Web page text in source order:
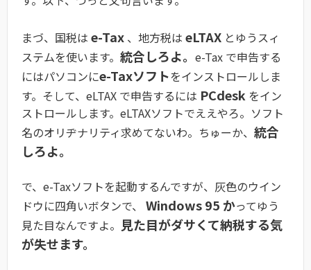
まづ、国税は e-Tax 、地方税は eLTAX とゆうスィ
ステムを使います。 統合しろよ。 e-Tax で申告する
にはパソコンにe-Taxソフトをインストロールしま
す。そして、eLTAX で申告するには PCdesk をイン
ストロールします。eLTAXソフトでええやろ。ソフト
名のオリヂナリティ求めてないわ。ちゅーか、 統合
しろよ。
で、e-Taxソフトを起動するんですが、灰色のウイン
ドウに四角いボタンで、 Windows 95 かってゆう
見た目なんですよ。 見た目がダサくて納税する気
が失せます。